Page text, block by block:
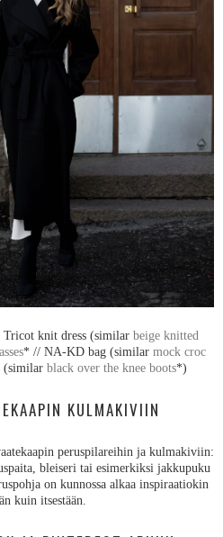
knit dress (similar beige knitted
* // NA-KD bag (similar mock croc
(similar black over the knee boots*)
KULMAKIVIIN
peruspilareihin ja kulmakiviin:
bleiseri tai esimerkiksi jakkupuku
on kunnossa alkaa inspiraatiokin
kuin itsestään.